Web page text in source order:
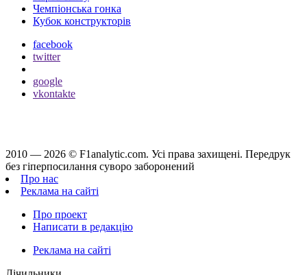
Чемпіонська гонка
Кубок конструкторів
facebook
twitter
google
vkontakte
2010 — 2026 © F1analytic.com. Усi права захищенi. Передрук
без гіперпосилання суворо заборонений
Про нас
Реклама на сайті
Про проект
Написати в редакцію
Реклама на сайті